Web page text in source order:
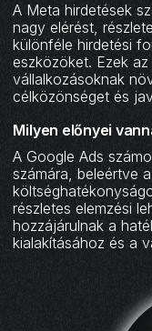
A Meta hirdetések
nagy elérést,
különféle hirdetési
eszközöket. Ezek
vállalkozásoknak
célközönséget és
Milyen előnyei
A Google Ads
számára, beleértve
részletes elemzési
hozzájárulnak a
kialakításához és a